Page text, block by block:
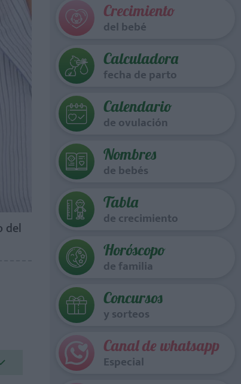
del
Crecimiento
del bebé
Calculadora
fecha de parto
Calendario
de ovulación
Nombres
de bebés
Tabla
de crecimiento
Horóscopo
de familia
Concursos
y sorteos
Canal de whatsapp
Especial